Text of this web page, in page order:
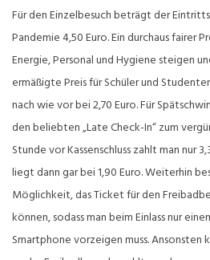
Für den Einzelbesuch beträgt der
Pandemie 4,50 Euro. Ein durchaus fairer
Energie, Personal und Hygiene steigen
ermäßigte Preis für Schüler und
nach wie vor bei 2,70 Euro. Für
den beliebten „Late Check-In“ zum
Stunde vor Kassenschluss zahlt man nur
liegt dann gar bei 1,90 Euro. Weiterhin
Möglichkeit, das Ticket für den
können, sodass man beim Einlass nur
Smartphone vorzeigen muss. Ansonsten